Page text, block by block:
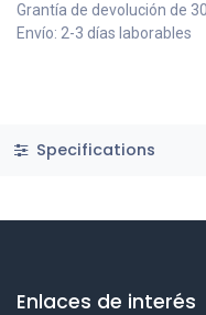
Grantía de devolución de
Envío: 2-3 días laborables
Specifications
Enlaces de interés